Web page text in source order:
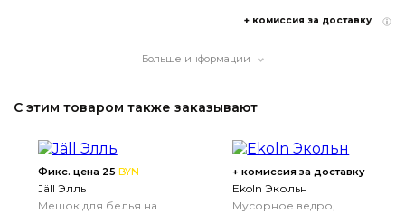
+ комиссия за доставку
Больше информации
С этим товаром также заказывают
Фикс. цена 25 BYN
Jäll Элль
Мешок для белья на
+ комиссия за доставку
Ekoln Экольн
Мусорное ведро,